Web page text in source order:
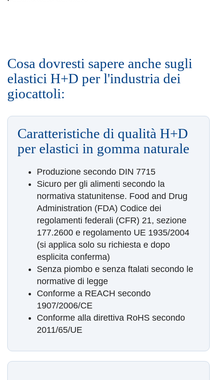
Cosa dovresti sapere anche sugli
elastici H+D per l'industria dei
giocattoli:
Caratteristiche di qualità H+D
per elastici in gomma naturale
Produzione secondo DIN 7715
Sicuro per gli alimenti secondo la
normativa statunitense. Food and Drug
Administration (FDA) Codice dei
regolamenti federali (CFR) 21, sezione
177.2600 e regolamento UE 1935/2004
(si applica solo su richiesta e dopo
esplicita conferma)
Senza piombo e senza ftalati secondo le
normative di legge
Conforme a REACH secondo
1907/2006/CE
Conforme alla direttiva RoHS secondo
2011/65/UE